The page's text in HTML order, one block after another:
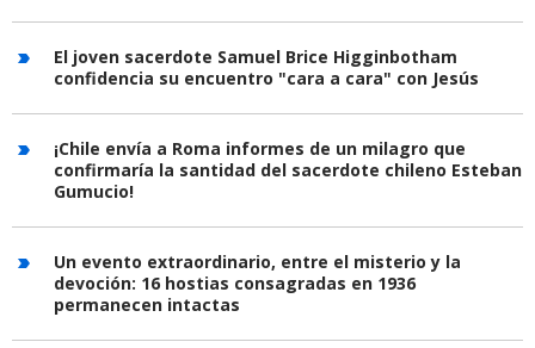
El joven sacerdote Samuel Brice Higginbotham
confidencia su encuentro "cara a cara" con Jesús
¡Chile envía a Roma informes de un milagro que
confirmaría la santidad del sacerdote chileno Esteban
Gumucio!
Un evento extraordinario, entre el misterio y la
devoción: 16 hostias consagradas en 1936
permanecen intactas